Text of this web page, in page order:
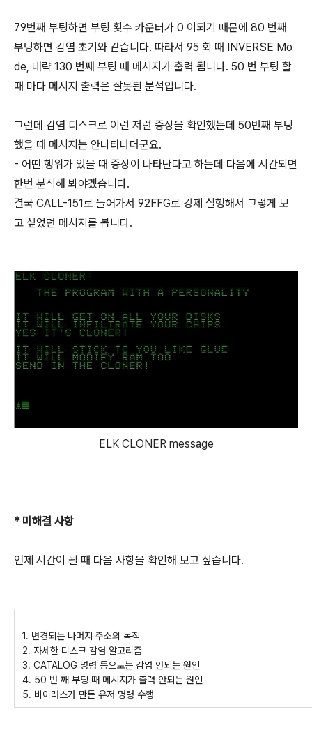
79번째 부팅하면 부팅 횟수 카운터가 0 이되기 때문에 80 번째
부팅하면 감염 초기와 같습니다. 따라서 95 회 때 INVERSE Mo
de, 대략 130 번째 부팅 때 메시지가 출력 됩니다. 50 번 부팅 할
때 마다 메시지 출력은 잘못된 분석입니다.
그런데 감염 디스크로 이런 저런 증상을 확인했는데 50번째 부팅
했을 때 메시지는 안나타나더군요.
- 어떤 행위가 있을 때 증상이 나타난다고 하는데 다음에 시간되면
한번 분석해 봐야겠습니다.
결국 CALL-151로 들어가서 92FFG로 강제 실행해서 그렇게 보
고 싶었던 메시지를 봅니다.
ELK CLONER message
* 미해결 사항
언제 시간이 될 때 다음 사항을 확인해 보고 싶습니다.
1. 변경되는 나머지 주소의 목적
2. 자세한 디스크 감염 알고리즘
3. CATALOG 명령 등으로는 감염 안되는 원인
4. 50 번 째 부팅 때 메시지가 출력 안되는 원인
5. 바이러스가 만든 유저 명령 수행